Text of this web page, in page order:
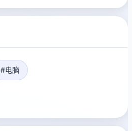
#电脑